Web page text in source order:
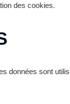
des cookies.
données sont